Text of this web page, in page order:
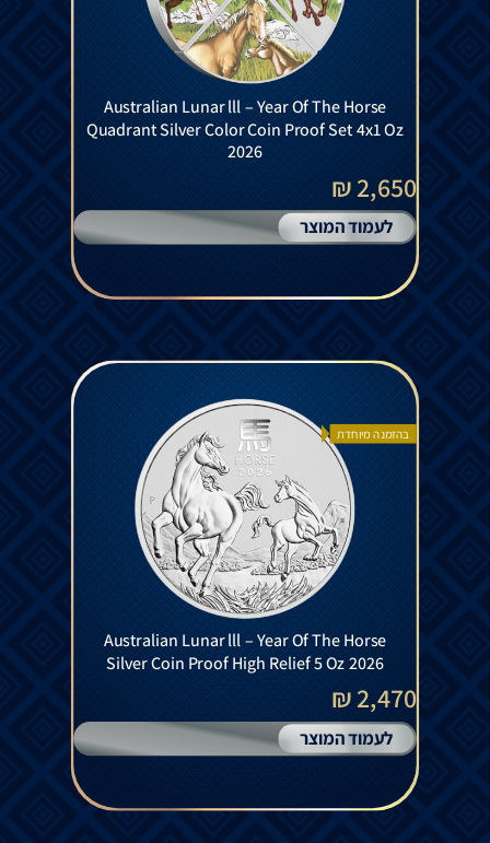
Australian Lunar lll – Year Of The Horse
Quadrant Silver Color Coin Proof Set 4x1 Oz
2026
2,650 ₪
לעמוד המוצר
בהזמנה מיוחדת
Australian Lunar lll – Year Of The Horse
Silver Coin Proof High Relief 5 Oz 2026
2,470 ₪
לעמוד המוצר